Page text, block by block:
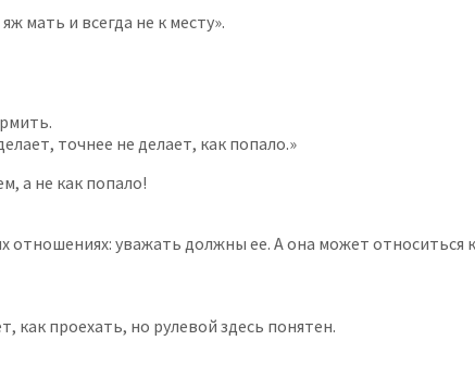
мать и всегда не к месту».
точнее не делает, как попало.»
а не как попало!
уважать должны ее. А она может относиться
как проехать, но рулевой здесь понятен.